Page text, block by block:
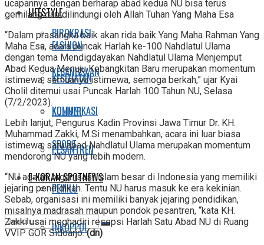
LIFESTYLE
FASHION
KESEHATAN
KULINER
SPORT
E-KORAN SPOTNEWS
BIROKRASI
KEBANGSAAN
KOMUNIKASI
PESANTREN
PEMILU
INKOPPOL
ucapannya dengan berharap abad kedua NU bisa terus
gemilang dan dilindungi oleh Allah Tuhan Yang Maha Esa
“Dalam prasangka baik akan rida baik Yang Maha Rahman Yang
Maha Esa, acara puncak Harlah ke-100 Nahdlatul Ulama
dengan tema Mendigdayakan Nahdlatul Ulama Menjemput
Abad Kedua Menuju Kebangkitan Baru merupakan momentum
istimewa, semuanya istimewa, semoga berkah,” ujar Kyai
Cholil ditemui usai Puncak Harlah 100 Tahun NU, Selasa
(7/2/2023).
Lebih lanjut, Pengurus Kadin Provinsi Jawa Timur Dr. KH.
Muhammad Zakki, M.Si menambahkan, acara ini luar biasa
istimewa, satu abad Nahdlatul Ulama merupakan momentum
mendorong NU yang lebih modern.
“NU adalah organisasi islam besar di Indonesia yang memiliki
jejaring pendidikan. Tentu NU harus masuk ke era kekinian.
Sebab, organisasi ini memiliki banyak jejaring pendidikan,
misalnya madrasah maupun pondok pesantren, “kata KH.
Zakki usai meghadiri resepsi Harlah Satu Abad NU di Ruang
VVIP GOR Sidoarjo.(dn)